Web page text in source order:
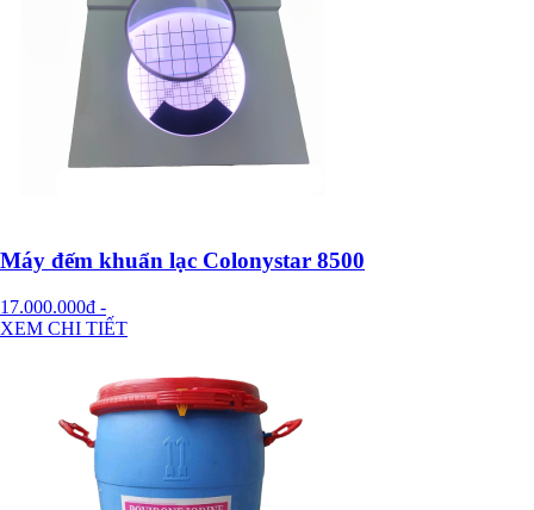
Máy đếm khuẩn lạc Colonystar 8500
17.000.000đ -
XEM CHI TIẾT